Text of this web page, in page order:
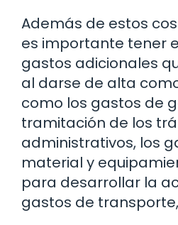
Además de estos
es importante tener
gastos adicionales
al darse de alta
como los gastos de
tramitación de los
administrativos, los
material y
para desarrollar la
gastos de